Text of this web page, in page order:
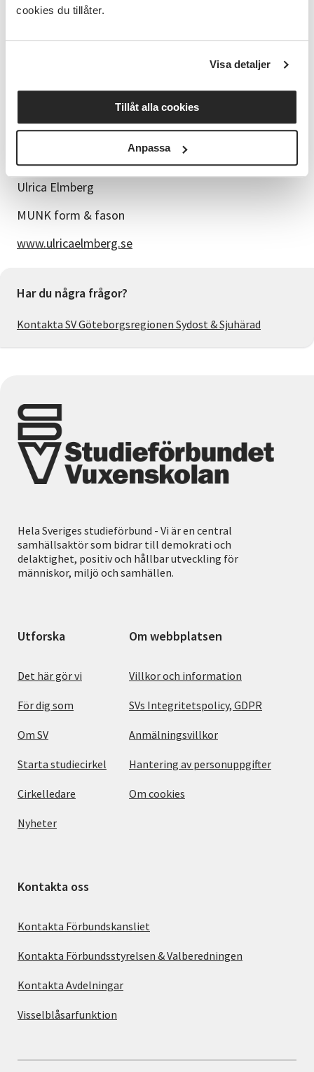
cookies du tillåter.
Visa detaljer
Tillåt alla cookies
Anpassa
Tillfälle 3, skapande 15 september, kl. 18-21
Tillfälle 4, glasering 22 september, kl. 18-21
I priset ingår glasering, skröjbränning och
Lerkostnad tilkommer på 90kr/kg
Kaffe/te ingår! Hämtning av färdiga alster sker ca 3
veckor senare i Sävedalens verkstad.
Kursledare
Ulrica Elmberg
MUNK form & fason
www.ulricaelmberg.se
Har du några frågor?
Kontakta SV Göteborgsregionen Sydost & Sjuhärad
Hela Sveriges studieförbund - Vi är en central
samhällsaktör som bidrar till demokrati och
delaktighet, positiv och hållbar utveckling för
människor, miljö och samhällen.
Utforska
Det här gör vi
För dig som
Om SV
Starta studiecirkel
Cirkelledare
Nyheter
Om webbplatsen
Villkor och information
SVs Integritetspolicy, GDPR
Anmälningsvillkor
Hantering av personuppgifter
Om cookies
Kontakta oss
Kontakta Förbundskansliet
Kontakta Förbundsstyrelsen & Valberedningen
Kontakta Avdelningar
Visselblåsarfunktion